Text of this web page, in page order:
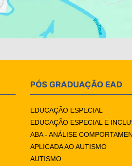
PÓS GRADUAÇÃO EAD
EDUCAÇÃO ESPECIAL
EDUCAÇÃO ESPECIAL E
ABA - ANÁLISE
APLICADA AO AUTISMO
AUTISMO